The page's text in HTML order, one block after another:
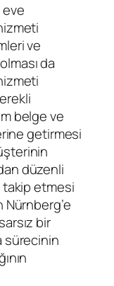
eve
ve
da
belge ve
getirmesi
düzenli
takip etmesi
Nürnberg’e
bir
sürecinin